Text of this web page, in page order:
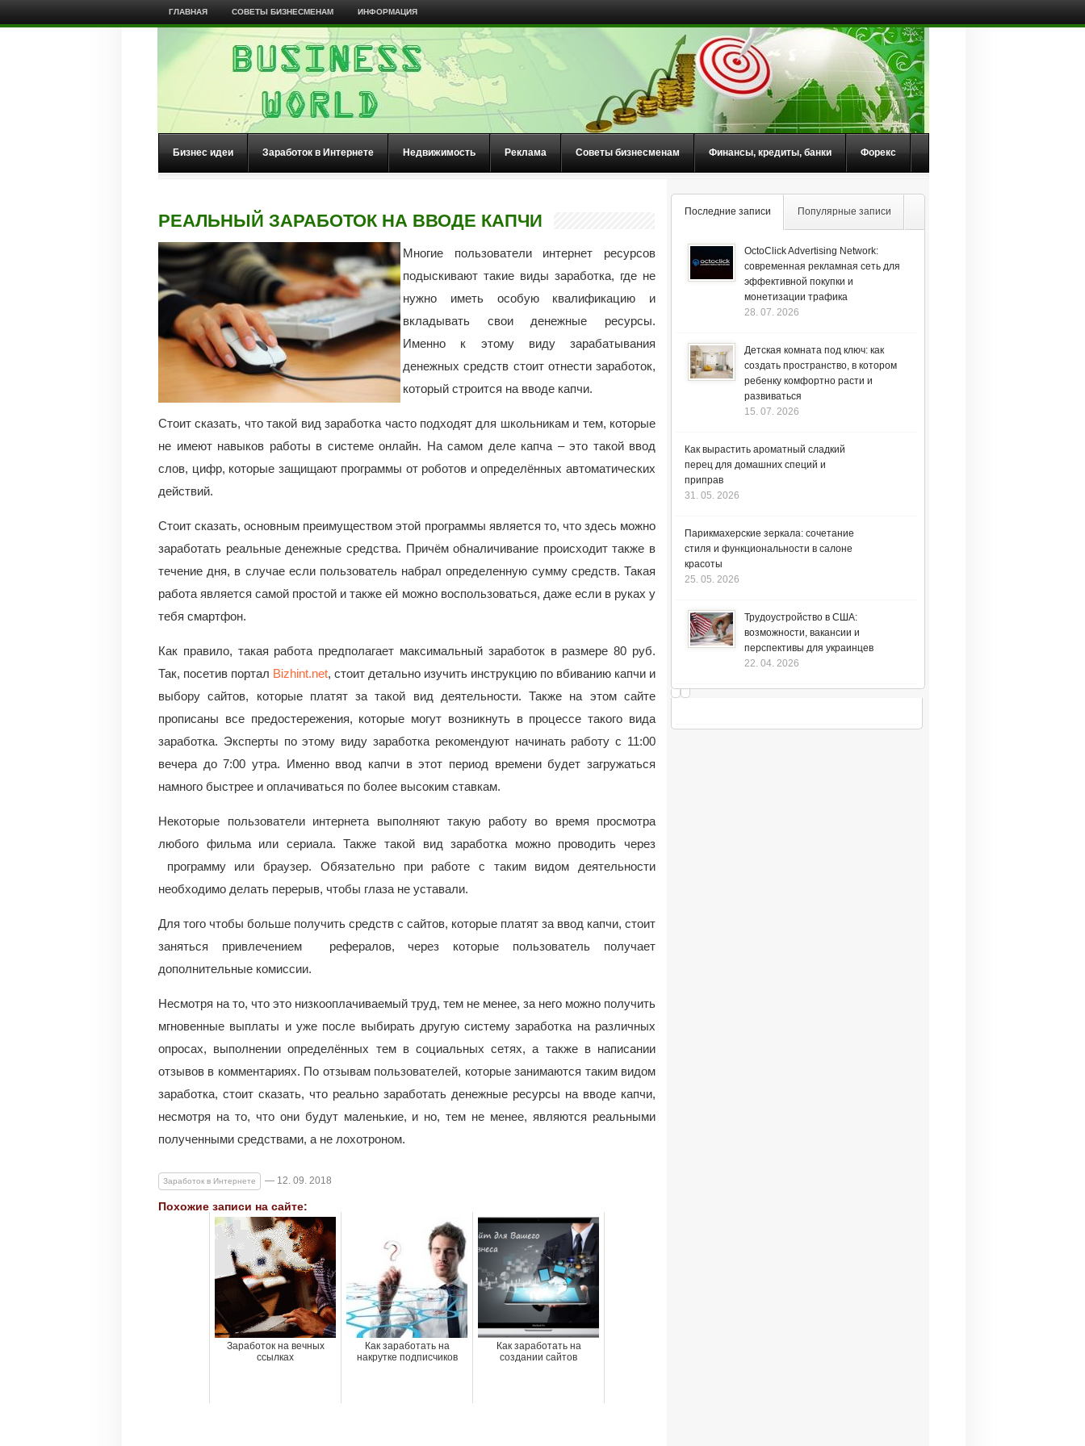
ГЛАВНАЯ СОВЕТЫ БИЗНЕСМЕНАМ ИНФОРМАЦИЯ
Бизнес идеи Заработок в Интернете Недвижимость Реклама Советы бизнесменам Финансы, кредиты, банки Форекс
РЕАЛЬНЫЙ ЗАРАБОТОК НА ВВОДЕ КАПЧИ
Многие пользователи интернет ресурсов
подыскивают такие виды заработка, где не
нужно иметь особую квалификацию и
вкладывать свои денежные ресурсы.
Именно к этому виду зарабатывания
денежных средств стоит отнести заработок,
который строится на вводе капчи.
Стоит сказать, что такой вид заработка часто подходят для школьникам и тем, которые
не имеют навыков работы в системе онлайн. На самом деле капча – это такой ввод
слов, цифр, которые защищают программы от роботов и определённых автоматических
действий.
Стоит сказать, основным преимуществом этой программы является то, что здесь можно
заработать реальные денежные средства. Причём обналичивание происходит также в
течение дня, в случае если пользователь набрал определенную сумму средств. Такая
работа является самой простой и также ей можно воспользоваться, даже если в руках у
тебя смартфон.
Как правило, такая работа предполагает максимальный заработок в размере 80 руб.
Так, посетив портал Bizhint.net, стоит детально изучить инструкцию по вбиванию капчи и
выбору сайтов, которые платят за такой вид деятельности. Также на этом сайте
прописаны все предостережения, которые могут возникнуть в процессе такого вида
заработка. Эксперты по этому виду заработка рекомендуют начинать работу с 11:00
вечера до 7:00 утра. Именно ввод капчи в этот период времени будет загружаться
намного быстрее и оплачиваться по более высоким ставкам.
Некоторые пользователи интернета выполняют такую работу во время просмотра
любого фильма или сериала. Также такой вид заработка можно проводить через
программу или браузер. Обязательно при работе с таким видом деятельности
необходимо делать перерыв, чтобы глаза не уставали.
Для того чтобы больше получить средств с сайтов, которые платят за ввод капчи, стоит
заняться привлечением рефералов, через которые пользователь получает
дополнительные комиссии.
Несмотря на то, что это низкооплачиваемый труд, тем не менее, за него можно получить
мгновенные выплаты и уже после выбирать другую систему заработка на различных
опросах, выполнении определённых тем в социальных сетях, а также в написании
отзывов в комментариях. По отзывам пользователей, которые занимаются таким видом
заработка, стоит сказать, что реально заработать денежные ресурсы на вводе капчи,
несмотря на то, что они будут маленькие, и но, тем не менее, являются реальными
полученными средствами, а не лохотроном.
Заработок в Интернете — 12. 09. 2018
Похожие записи на сайте:
Заработок на вечных
ссылках
Как заработать на
накрутке подписчиков
Как заработать на
создании сайтов
Последние записи Популярные записи
OctoClick Advertising Network:
современная рекламная сеть для
эффективной покупки и
монетизации трафика
28. 07. 2026
Детская комната под ключ: как
создать пространство, в котором
ребенку комфортно расти и
развиваться
15. 07. 2026
Как вырастить ароматный сладкий
перец для домашних специй и
приправ
31. 05. 2026
Парикмахерские зеркала: сочетание
стиля и функциональности в салоне
красоты
25. 05. 2026
Трудоустройство в США:
возможности, вакансии и
перспективы для украинцев
22. 04. 2026